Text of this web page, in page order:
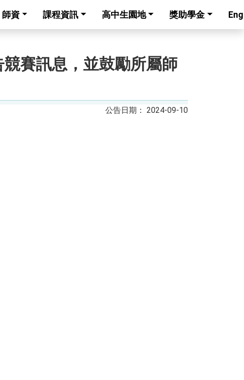
師資 課程資訊 高中生園地 獎助學金
賽訊息，並鼓勵所屬師
2024-09-10